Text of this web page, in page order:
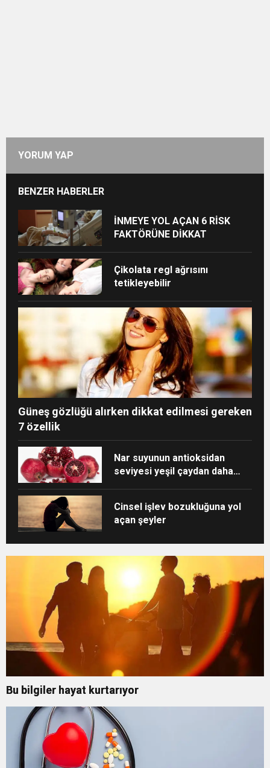
YORUM YAP
BENZER HABERLER
İNMEYE YOL AÇAN 6 RİSK
FAKTÖRÜNE DİKKAT
Çikolata regl ağrısını
tetikleyebilir
Güneş gözlüğü alırken dikkat edilmesi gereken
7 özellik
Nar suyunun antioksidan
seviyesi yeşil çaydan daha
Cinsel işlev bozukluğuna yol
açan şeyler
Bu bilgiler hayat kurtarıyor